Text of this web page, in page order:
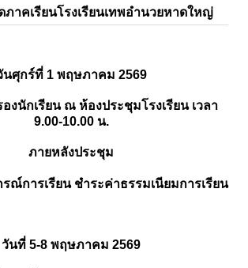
ภาคเรียนโรงเรียนเทพอำนวยหาดใหญ่
นศุกร์ที่ 1 พฤษภาคม 2569
งนักเรียน ณ ห้องประชุมโรงเรียน เวลา
9.00-10.00 น.
ภายหลังประชุม
ณ์การเรียน ชำระค่าธรรมเนียมการเรียน
วันที่ 5-8 พฤษภาคม 2569